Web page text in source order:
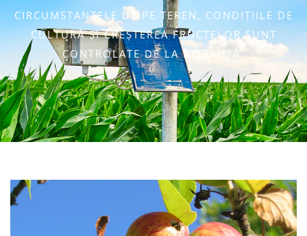
CIRCUMSTANȚELE DE PE TEREN, CONDIȚIILE DE
CULTURĂ ȘI CREȘTEREA FRUCTELOR SUNT
CONTROLATE DE LA DISTANȚĂ.